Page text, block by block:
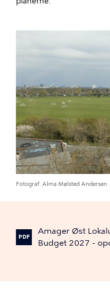
Fotograf Alma Mølsted Andersen
PDF
Amager Øst
Budget 2027 -